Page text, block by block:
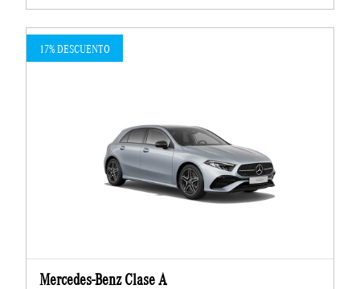
17% DESCUENTO
Mercedes-Benz Clase A